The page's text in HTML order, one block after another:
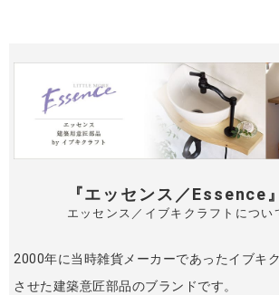
『エッセンス／Essence
エッセンス／イブキクラフトについ
2000年に当時雑貨メーカーであったイブキ
させた建築意匠部品のブランドです。